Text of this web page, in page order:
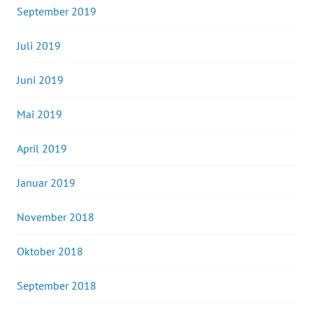
September 2019
Juli 2019
Juni 2019
Mai 2019
April 2019
Januar 2019
November 2018
Oktober 2018
September 2018